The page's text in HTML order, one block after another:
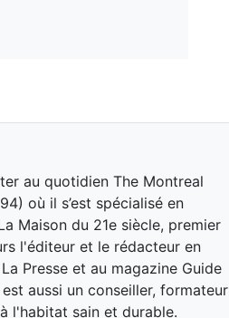
au quotidien The Montreal
où il s’est spécialisé en
Maison du 21e siècle, premier
l'éditeur et le rédacteur en
Presse et au magazine Guide
aussi un conseiller, formateur
l'habitat sain et durable.